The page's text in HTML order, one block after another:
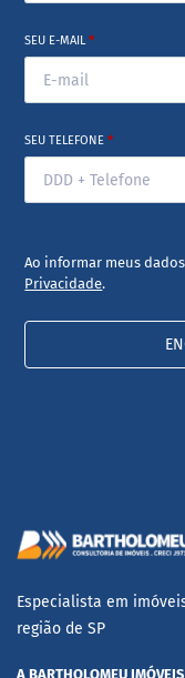
SEU E-MAIL*
SEU TELEFONE*
Ao informar meus
Privacidade.
Especialista em
região de SP
A BARTHOLOMEU IMÓVEIS